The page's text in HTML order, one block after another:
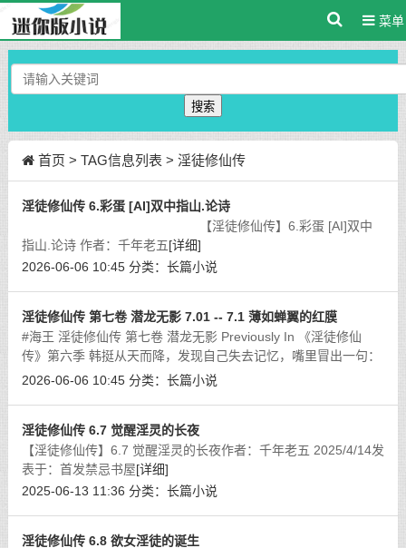
菜单
搜索
首页 > TAG信息列表 > 淫徒修仙传
淫徒修仙传 6.彩蛋 [AI]双中指山.论诗
【淫徒修仙传】6.彩蛋 [AI]双中
指山.论诗 作者：千年老五[详细]
2026-06-06 10:45 分类： 长篇小说
淫徒修仙传 第七卷 潜龙无影 7.01 -- 7.1 薄如蝉翼的红膜
#海王 淫徒修仙传 第七卷 潜龙无影 Previously In 《淫徒修仙
传》第六季 韩挺从天而降，发现自己失去记忆，嘴里冒出一句：
“魔道淫宗柳廷寒”，而脑海里回荡着另一句：“淫灵不灭，灵根不
2026-06-06 10:45 分类： 长篇小说
淫徒修仙传 6.7 觉醒淫灵的长夜
【淫徒修仙传】6.7 觉醒淫灵的长夜作者：千年老五 2025/4/14发
表于：首发禁忌书屋[详细]
2025-06-13 11:36 分类： 长篇小说
淫徒修仙传 6.8 欲女淫徒的诞生